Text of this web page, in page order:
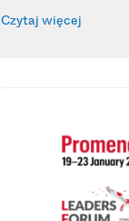
Czytaj więcej